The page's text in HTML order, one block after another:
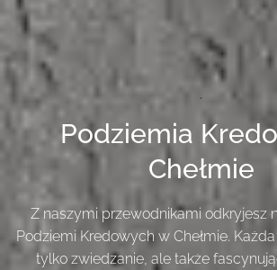
.
Podziemia Kredowe w
Chełmie
Z naszymi przewodnikami odkryjesz
Podziemi Kredowych w Chełmie.
tylko zwiedzanie, ale także